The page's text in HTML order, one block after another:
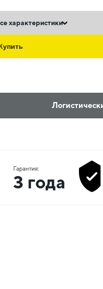
характеристики
Гарантия:
3 года